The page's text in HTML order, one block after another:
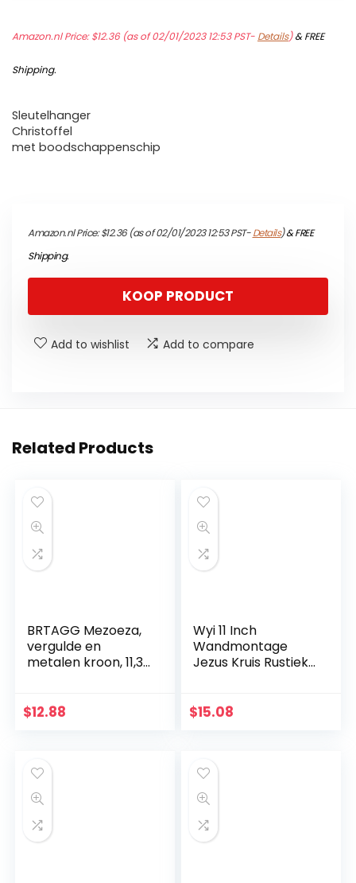
Amazon.nl Price:$12.36(as of 02/01/2023 12:53 PST- Details)&FREE
Shipping.
Sleutelhanger
Christoffel
met boodschappenschip
Amazon.nl Price:$12.36(as of 02/01/2023 12:53 PST-Details)&FREE
Shipping.
KOOP PRODUCT
Add to wishlist Add to compare
Related Products
BRTAGG Mezoeza,
vergulde en
metalen kroon, 11,3
$12.88
Wyi 11 Inch
Wandmontage
Jezus Kruis Rustieke
Zwart Heilige Jezus
Decoratie
$15.08